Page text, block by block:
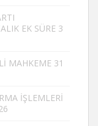
EK SÜRE 3
MAHKEME 31
İŞLEMLERİ